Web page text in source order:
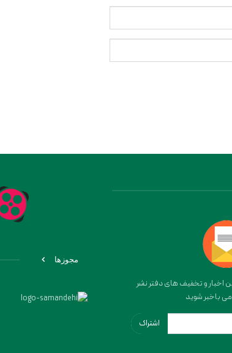
اخبار و تخفیف های دفتر نشر
باخبر شوید
اشتراک
مجوزها